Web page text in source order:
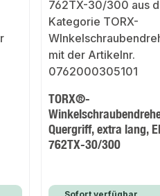
TORX®-
Quergriff, extra lang,
762TX-30/300